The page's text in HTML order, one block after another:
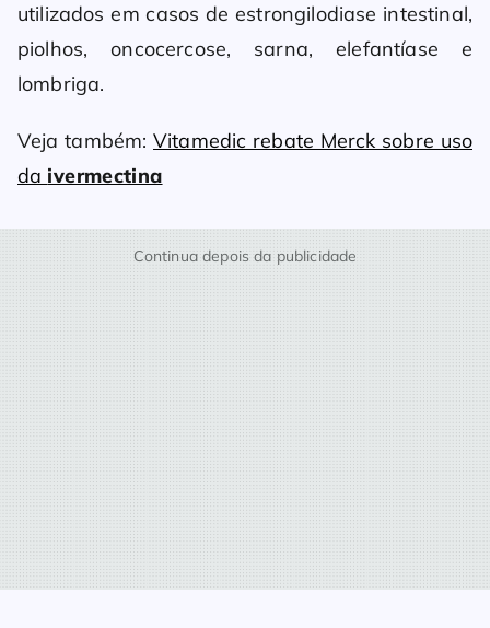
utilizados em casos de estrongilodiase intestinal,
piolhos, oncocercose, sarna, elefantíase e
lombriga.
Veja também:Vitamedic rebate Merck sobre uso
da ivermectina
Continua depois da publicidade